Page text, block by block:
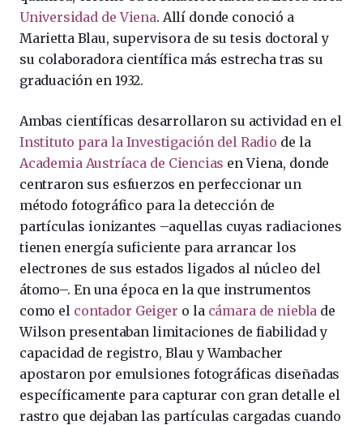
Universidad de Viena. Allí donde conoció a
Marietta Blau, supervisora de su tesis doctoral y
su colaboradora científica más estrecha tras su
graduación en 1932.
Ambas científicas desarrollaron su actividad en el
Instituto para la Investigación del Radio de la
Academia Austríaca de Ciencias en Viena, donde
centraron sus esfuerzos en perfeccionar un
método fotográfico para la detección de
partículas ionizantes –aquellas cuyas radiaciones
tienen energía suficiente para arrancar los
electrones de sus estados ligados al núcleo del
átomo–. En una época en la que instrumentos
como el contador Geiger o la cámara de niebla de
Wilson presentaban limitaciones de fiabilidad y
capacidad de registro, Blau y Wambacher
apostaron por emulsiones fotográficas diseñadas
específicamente para capturar con gran detalle el
rastro que dejaban las partículas cargadas cuando